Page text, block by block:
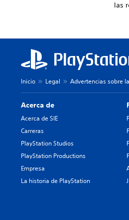
las
Inicio Legal Advertencias sobre
Acerca de
Acerca de SIE
Carreras
PlayStation Studios
PlayStation Productions
Empresa
La historia de PlayStation